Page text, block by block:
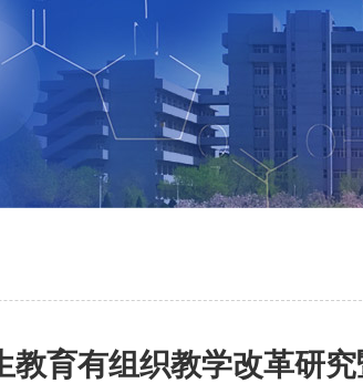
教育有组织教学改革研